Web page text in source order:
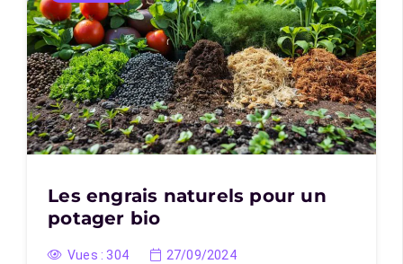
Les engrais naturels pour un
potager bio
Vues : 304 27/09/2024